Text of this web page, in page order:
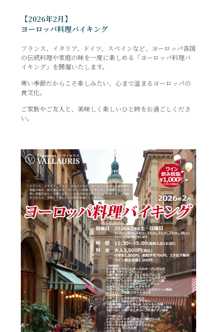
【2026年2月】
ヨーロッパ料理バイキング
フランス、イタリア、ドイツ、スペインなど、ヨーロッパ各国
の伝統料理や家庭の味を一度に楽しめる「ヨーロッパ料理バ
イキング」を開催いたします。
寒い季節だからこそ楽しみたい、心まで温まるヨーロッパの
食文化。
ご家族やご友人と、美味しく楽しいひと時をお過ごしくださ
い。